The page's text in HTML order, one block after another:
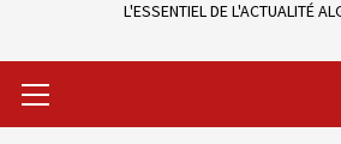
L'ESSENTIEL DE L'ACTUALITÉ
Menu